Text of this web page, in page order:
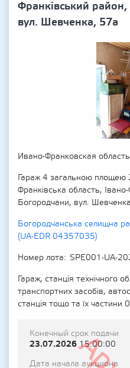
Франківський
вул. Шевченка, 57а
Ивано-Франковская
Гараж 4 загальною площею
Франківська область,
Богородчани, вул.
Богородчанська селищна
(UA-EDR 04357035)
Номер лота
SPE001-UA-
Гараж, станція технічного
транспортних засобів,
станція тощо та їх
Конечный срок подачи
23.07.202615:00:00
Дата начала аукциона